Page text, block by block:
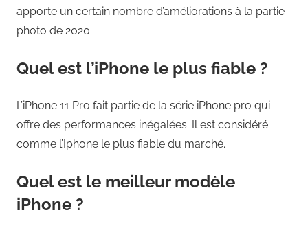
apporte un certain nombre d’améliorations à la partie
photo de 2020.
Quel est l’iPhone le plus fiable ?
L’iPhone 11 Pro fait partie de la série iPhone pro qui
offre des performances inégalées. Il est considéré
comme l’Iphone le plus fiable du marché.
Quel est le meilleur modèle
iPhone ?